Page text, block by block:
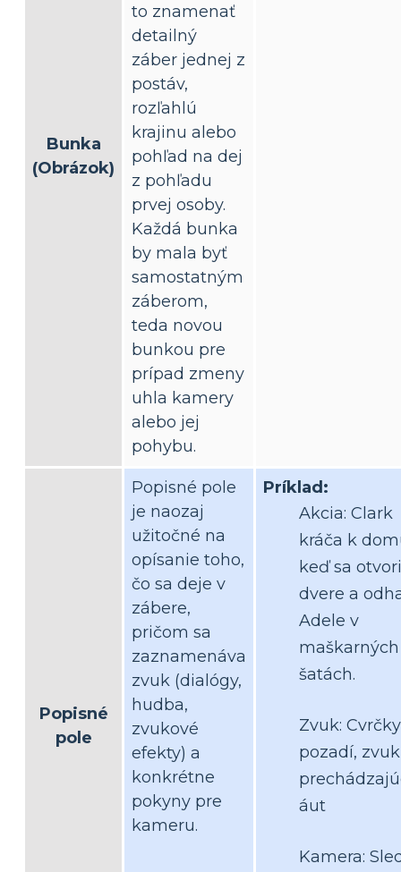
Bunka
(Obrázok)
to znamenať
detailný
záber jednej z
postáv,
rozľahlú
krajinu alebo
pohľad na dej
z pohľadu
prvej osoby.
Každá bunka
by mala byť
samostatným
záberom,
teda novou
bunkou pre
prípad zmeny
uhla kamery
alebo jej
pohybu.
Popisné
pole
Popisné pole
je naozaj
užitočné na
opísanie toho,
čo sa deje v
zábere,
pričom sa
zaznamenáva
zvuk (dialógy,
hudba,
zvukové
efekty) a
konkrétne
pokyny pre
kameru.
Príklad:
Akcia: Clark
kráča k
keď sa
dvere a
Adele v
maškarných
šatách.
Zvuk:
pozadí, zvuk
áut
Kamera: